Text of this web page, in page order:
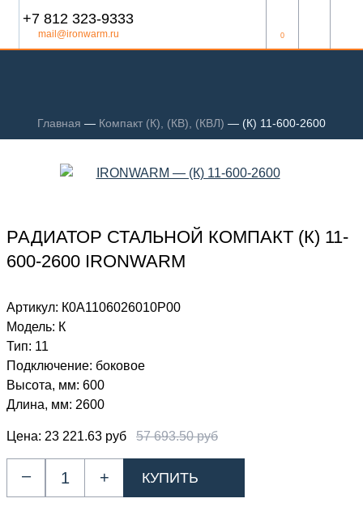
+7 812 323-9333
mail@ironwarm.ru 0
Главная — Компакт (К), (КВ), (КВЛ) — (К) 11-600-2600
РАДИАТОР СТАЛЬНОЙ КОМПАКТ (К) 11-
600-2600 IRONWARM
Артикул: К0А1106026010P00
Модель: К
Тип: 11
Подключение: боковое
Высота, мм: 600
Длина, мм: 2600
Цена: 23 221.63 руб 57 693.50 руб
– +